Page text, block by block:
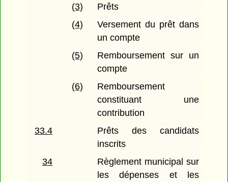
(3)
Prêts
(4)
Versement du prêt dans
un compte
(5)
Remboursement sur un
compte
(6)
Remboursement
constituant une
contribution
33.4
Prêts des candidats
inscrits
34
Règlement municipal sur
les dépenses et les